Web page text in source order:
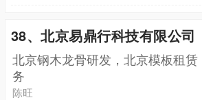
38、北京易鼎行科技有限公司
北京钢木龙骨研发，北京模板租
务
陈旺